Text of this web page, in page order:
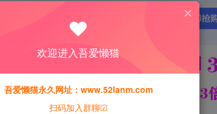
欢迎进入吾爱懒猫
吾爱懒猫永久网址：www.52lanm.com
扫码加入群聊☑